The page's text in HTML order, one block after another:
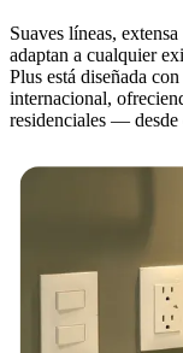
Suaves líneas,
adaptan a cualquier
Plus está diseñada
internacional,
residenciales — desde